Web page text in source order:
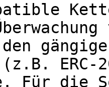
ERC-
Für die